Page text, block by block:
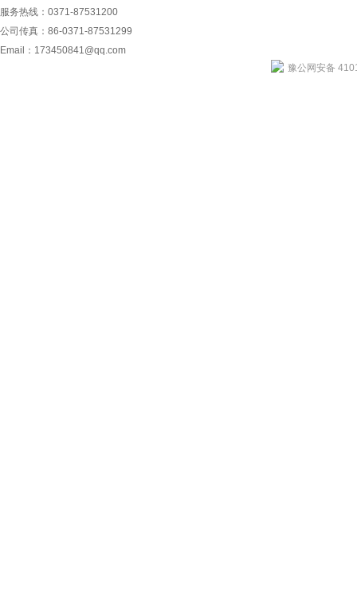
服务热线：0371-87531200
公司传真：86-0371-87531299
Email： 173450841@qq.com
豫公网安备